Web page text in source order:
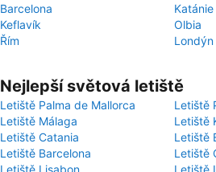
Barcelona
Katánie
Keflavík
Olbia
Řím
Londýn
Nejlepší světová letiště
Letiště Palma de Mallorca
Letiště
Letiště Málaga
Letiště
Letiště Catania
Letiště
Letiště Barcelona
Letiště
Letiště Lisabon
Letiště